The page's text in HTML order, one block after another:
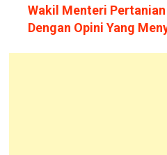
Wakil Menteri
Dengan Opini Yang